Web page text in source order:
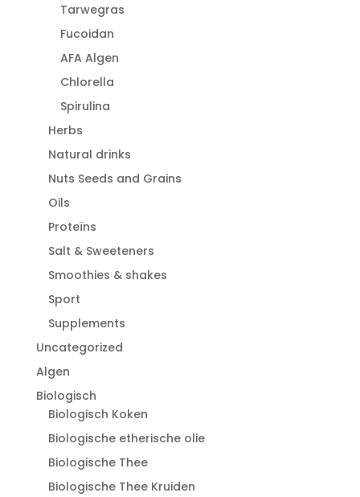
Tarwegras
Fucoidan
AFA Algen
Chlorella
Spirulina
Herbs
Natural drinks
Nuts Seeds and Grains
Oils
Proteïns
Salt & Sweeteners
Smoothies & shakes
Sport
Supplements
Uncategorized
Algen
Biologisch
Biologisch Koken
Biologische etherische olie
Biologische Thee
Biologische Thee Kruiden